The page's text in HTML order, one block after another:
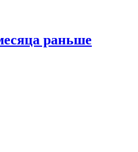
раньше